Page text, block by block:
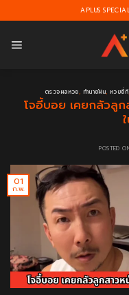
to
APLUS
ตรวจผลหวย, ทำนายฝัน, หวยยี่กี,
โจอี้บอย เคยกลัวลู
POSTED
01
ก.พ.